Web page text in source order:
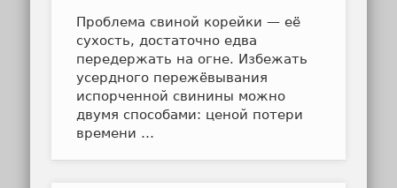
Проблема свиной корейки — её
сухость, достаточно едва
передержать на огне. Избежать
усердного пережёвывания
испорченной свинины можно
двумя способами: ценой потери
времени …